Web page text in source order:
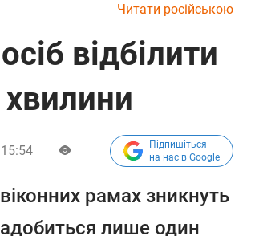
Читати російською
відбілити
хвилини
Підпишіться
на нас в Google
рамах зникнуть
лише один